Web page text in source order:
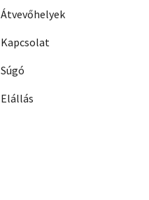
Átvevőhelyek
Kapcsolat
Súgó
Elállás